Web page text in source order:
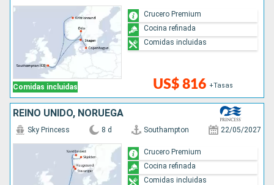
Comidas incluidas US$ 816 +Tasas
Crucero Premium
Cocina refinada
Comidas incluidas
REINO UNIDO, NORUEGA
Sky Princess 8 d Southampton 22/05/2027
Crucero Premium
Cocina refinada
Comidas incluidas